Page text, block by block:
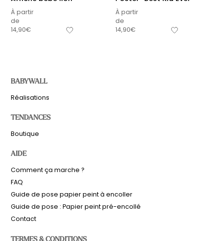
À partir
de
14,90€
À partir
de
14,90€
BABYWALL
Réalisations
TENDANCES
Boutique
AIDE
Comment ça marche ?
FAQ
Guide de pose papier peint à encoller
Guide de pose : Papier peint pré-encollé
Contact
TERMES & CONDITIONS